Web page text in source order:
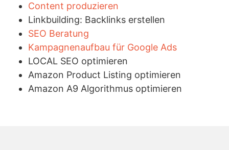
Content produzieren
Linkbuilding: Backlinks erstellen
SEO Beratung
Kampagnenaufbau für Google Ads
LOCAL SEO optimieren
Amazon Product Listing optimieren
Amazon A9 Algorithmus optimieren